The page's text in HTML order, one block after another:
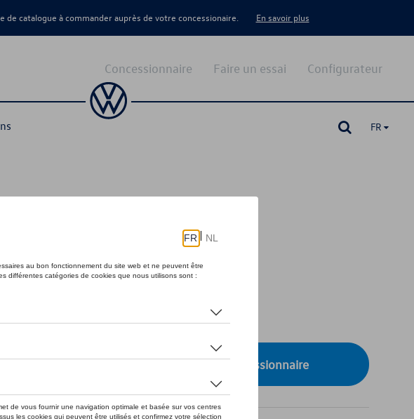
catalogue à commander auprès de votre concessionaire. En savoir plus
Configurateur
Faire un essai
Concessionnaire
FR
actuellement pas de stock
Vérifiez la disponibilité auprès de votre concessionnaire